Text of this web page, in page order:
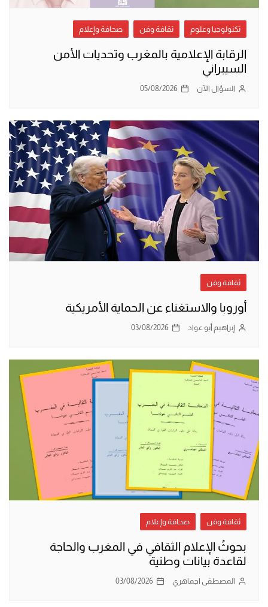
تكنولوجيا وعلوم ثقافة وفن صحافة وإعلام
الرقابة الإعلامية بالمغرب وتحديات الأمن
السيبراني
السؤال الآن 05/08/2026
ثقافة وفن
أوروبا والاستغناء عن الحماية الأمريكية
إبراهيم أبو عواد 03/08/2026
ثقافة وفن صحافة وإعلام
بحوثُ الإعلام الثقافي في المغرب والحاجة
لقاعدة بيانات وطنية
المصطفى اجماهري 03/08/2026